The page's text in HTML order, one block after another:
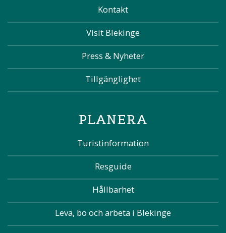
Kontakt
Visit Blekinge
Press & Nyheter
Tillgänglighet
PLANERA
Turistinformation
Resguide
Hållbarhet
Leva, bo och arbeta i Blekinge